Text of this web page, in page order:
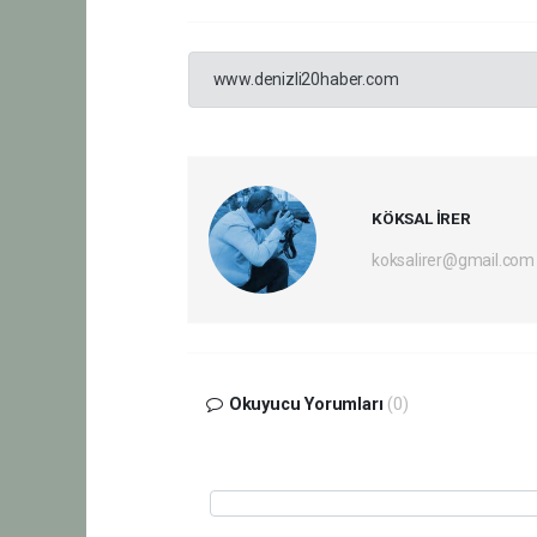
www.denizli20haber.com
KÖKSAL İRER
koksalirer@gmail.com
Okuyucu Yorumları (0)